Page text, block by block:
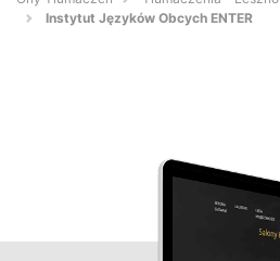
Instytut Języków Obcych ENTER